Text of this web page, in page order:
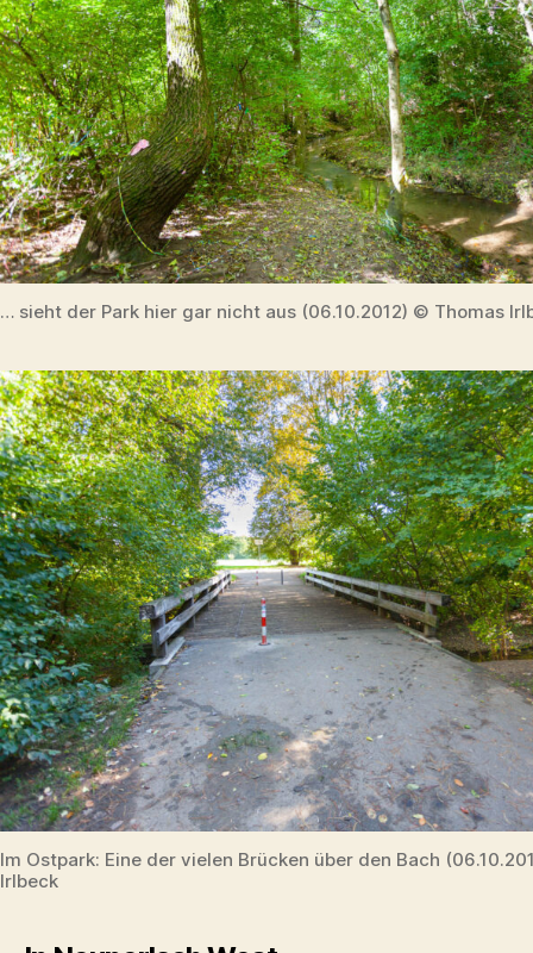
… sieht der Park hier gar nicht aus (06.10.2012) © Thomas
Im Ostpark: Eine der vielen Brücken über den Bach
Irlbeck